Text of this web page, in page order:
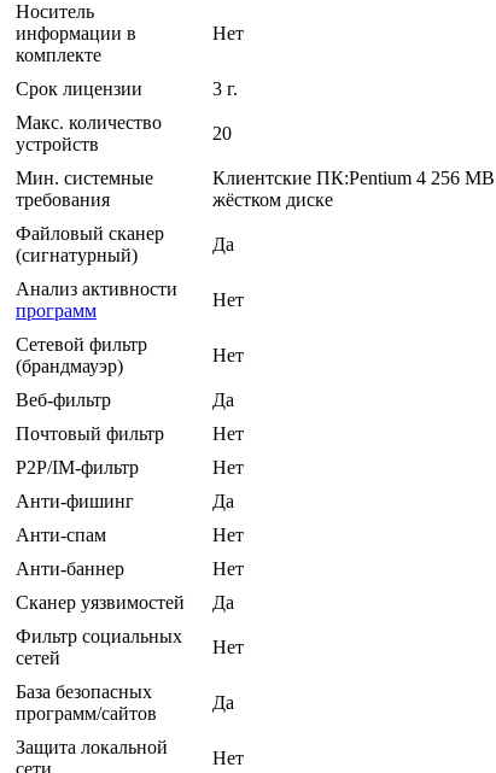
Носитель
информации в
комплекте
Нет
Срок лицензии
3 г.
Макс. количество
устройств
20
Мин. системные
требования
Клиентские ПК:Pentium 4 256 MB
жёстком диске
Файловый сканер
(сигнатурный)
Да
Анализ активности
программ
Нет
Сетевой фильтр
(брандмауэр)
Нет
Веб-фильтр
Да
Почтовый фильтр
Нет
P2P/IM-фильтр
Нет
Анти-фишинг
Да
Анти-спам
Нет
Анти-баннер
Нет
Сканер уязвимостей
Да
Фильтр социальных
сетей
Нет
База безопасных
программ/сайтов
Да
Защита локальной
Нет